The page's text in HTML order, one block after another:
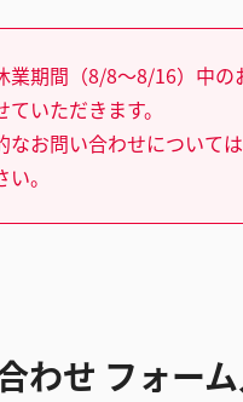
業期間（8/8～8/16）中
ていただきます。
なお問い合わせについて
。
わせ フォー